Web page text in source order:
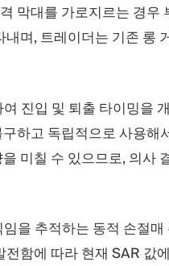
막대를 가로지르는 경
내며, 트레이더는 기존 롱
진입 및 퇴출 타이밍을
하고 독립적으로 사용
미칠 수 있으므로, 의사
을 추적하는 동적 손절
전함에 따라 현재 SAR 값